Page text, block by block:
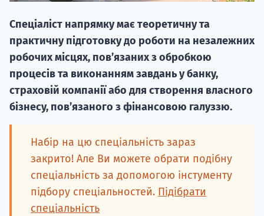
Спеціаліст напрямку має теоретичну та
практичну підготовку до роботи на незалежних
робочих місцях, пов’язаних з обробкою
процесів та виконанням завдань у банку,
страховій компанії або для створення власного
бізнесу, пов’язаного з фінансовою галуззю.
Набір на цю спеціальність зараз
закрито! Але Ви можете обрати подібну
спеціальність за допомогою інстументу
підбору спеціальностей. Підібрати
спеціальність